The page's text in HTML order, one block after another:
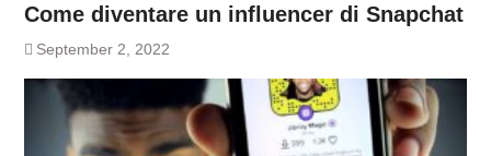
Come diventare un influencer di Snapchat
September 2, 2022